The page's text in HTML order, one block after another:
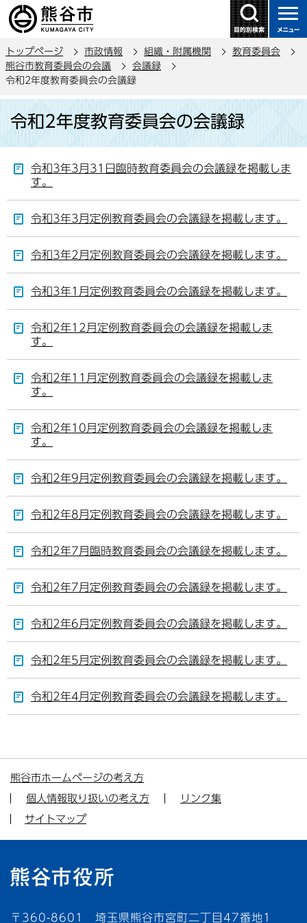
の
ー
ジ
で
トップページ 市政情報 組織・附属機関
教育委員会
熊谷市教育委員会の会議
会議録
令和2年度教育委員会の会議録
令和2年度教育委員会の会議録
令和3年3月31日臨時教育委員会の会議録を掲載しま
す。
令和3年3月定例教育委員会の会議録を掲載します。
令和3年2月定例教育委員会の会議録を掲載します。
令和3年1月定例教育委員会の会議録を掲載します。
令和2年12月定例教育委員会の会議録を掲載しま
す。
令和2年11月定例教育委員会の会議録を掲載しま
す。
令和2年10月定例教育委員会の会議録を掲載しま
す。
令和2年9月定例教育委員会の会議録を掲載します。
令和2年8月定例教育委員会の会議録を掲載します。
令和2年7月臨時教育委員会の会議録を掲載します。
令和2年7月定例教育委員会の会議録を掲載します。
令和2年6月定例教育委員会の会議録を掲載します。
令和2年5月定例教育委員会の会議録を掲載します。
令和2年4月定例教育委員会の会議録を掲載します。
熊谷市ホームページの考え方
個人情報取り扱いの考え方
リンク集
サイトマップ
〒360-8601 埼玉県熊谷市宮町二丁目47番地1